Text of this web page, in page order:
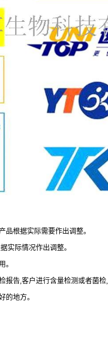
品根据实际需要作出调整。
实际情况作出调整。
。
报告 客户进行含量检测或者菌检
的地方。